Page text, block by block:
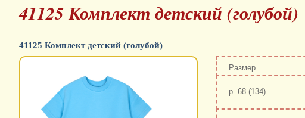
41125 Комплект детский (голубой)
41125 Комплект детский (голубой)
Размер
р. 68 (134)